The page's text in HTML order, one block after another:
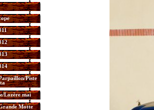
Piste
Lozère mai
Motte